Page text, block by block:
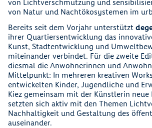
von Lichtverschmutzung und
von Natur und Nachtökosystemen im
Bereits seit dem Vorjahr unterstützt
ihrer Quartiersentwicklung das
Kunst, Stadtentwicklung und
miteinander verbindet. Für die zweite
diesmal die Anwohnerinnen und
Mittelpunkt: In mehreren kreativen
entwickelten Kinder, Jugendliche und
Kiez gemeinsam mit der Künstlerin neue
setzten sich aktiv mit den Themen
Nachhaltigkeit und Gestaltung des
auseinander.